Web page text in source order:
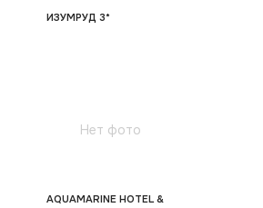
ИЗУМРУД 3*
Нет фото
AQUAMARINE HOTEL &